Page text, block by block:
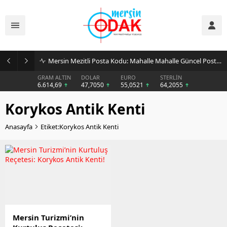
Mersin Mezitli Posta Kodu: Mahalle Mahalle Güncel Posta Kodu Rehberi
GRAM ALTIN
6.614,69
DOLAR
47,7050
EURO
55,0521
STERLİN
64,2055
Korykos Antik Kenti
Anasayfa Etiket:Korykos Antik Kenti
Mersin Turizmi’nin